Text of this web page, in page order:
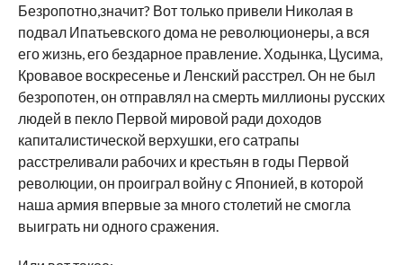
Безропотно,значит? Вот только привели Николая в
подвал Ипатьевского дома не революционеры, а вся
его жизнь, его бездарное правление. Ходынка, Цусима,
Кровавое воскресенье и Ленский расстрел. Он не был
безропотен, он отправлял на смерть миллионы русских
людей в пекло Первой мировой ради доходов
капиталистической верхушки, его сатрапы
расстреливали рабочих и крестьян в годы Первой
революции, он проиграл войну с Японией, в которой
наша армия впервые за много столетий не смогла
выиграть ни одного сражения.